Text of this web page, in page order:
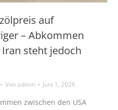
auf
– Abkommen
steht jedoch
Vonadmin Juni 1, 2026
zwischen den USA